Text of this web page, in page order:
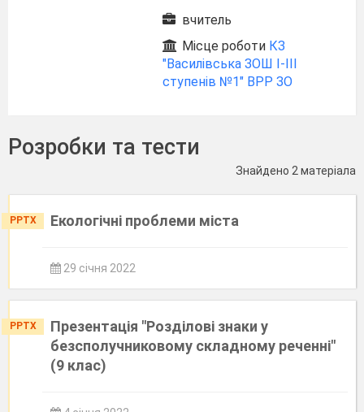
вчитель
Місце роботи КЗ
"Василівська ЗОШ І-ІІІ
ступенів №1" ВРР ЗО
Розробки та тести
Знайдено 2 матеріала
PPTX Екологічні проблеми міста
29 січня 2022
PPTX
Презентація "Розділові знаки у
безсполучниковому складному реченні"
(9 клас)